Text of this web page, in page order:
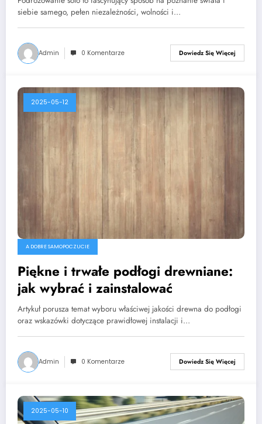
siebie samego, pełen niezależności, wolności i…
Admin 0 Komentarze Dowiedz Się Więcej
2025-05-12
A DOBRE SAMOPOCZUCIE
Piękne i trwałe podłogi drewniane:
jak wybrać i zainstalować
Artykuł porusza temat wyboru właściwej jakości drewna do podłogi
oraz wskazówki dotyczące prawidłowej instalacji i…
Admin 0 Komentarze Dowiedz Się Więcej
2025-05-10